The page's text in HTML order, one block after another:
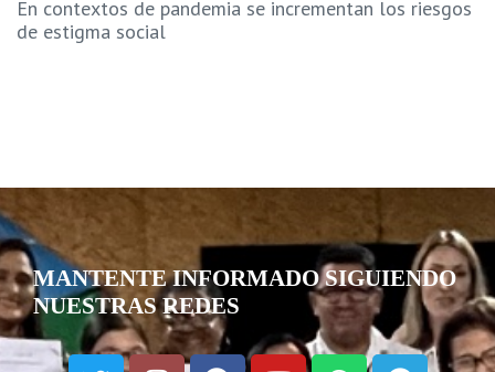
En contextos de pandemia se incrementan los riesgos
de estigma social
MANTENTE INFORMADO SIGUIENDO
NUESTRAS REDES